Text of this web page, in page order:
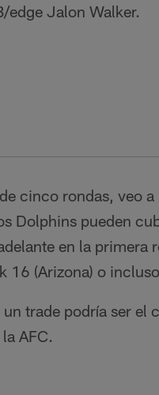
edge Jalon Walker.
cinco rondas, veo
Dolphins pueden
en la primera
16 (Arizona) o
trade podría ser el
AFC.